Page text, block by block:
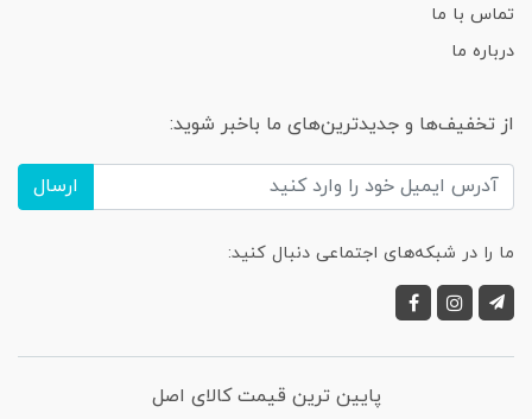
تماس با ما
درباره ما
از تخفیف‌ها و جدیدترین‌های ما باخبر شوید:
ارسال
ما را در شبکه‌های اجتماعی دنبال کنید:
پایین ترین قیمت کالای اصل